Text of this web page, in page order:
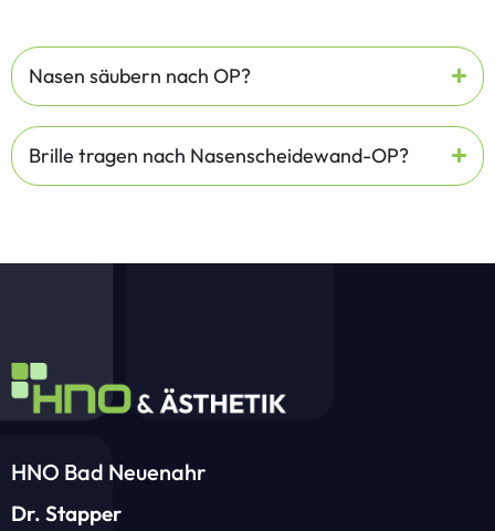
Nasen säubern nach OP?
Brille tragen nach Nasenscheidewand-OP?
HNO Bad Neuenahr
Dr. Stapper